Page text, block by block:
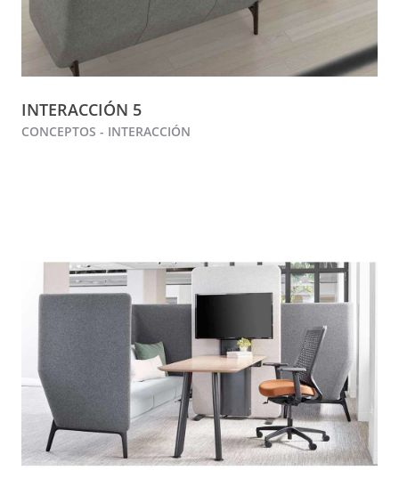
INTERACCIÓN 5
CONCEPTOS - INTERACCIÓN